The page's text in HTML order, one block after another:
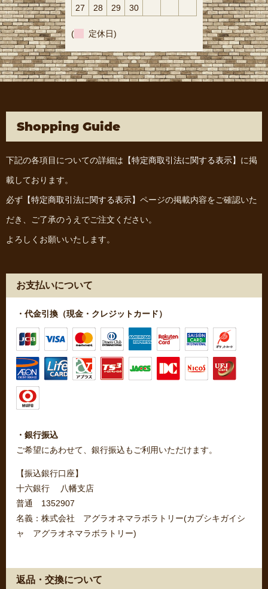
27 28 29 30
( 定休日)
Shopping Guide
下記の各項目についての詳細は 【特定商取引法に関する表示】 に掲
載しております。
必ず 【特定商取引法に関する表示】 ページの掲載内容をご確認いた
だき、ご了承のうえでご注文ください。
よろしくお願いいたします。
お支払いについて
・代金引換（現金・クレジットカード）
・銀行振込
ご希望にあわせて、銀行振込もご利用いただけます。
【振込銀行口座】
十六銀行 八幡支店
普通 1352907
名義：株式会社 アグラオネマラボラトリー(カブシキガイシ
ャ アグラオネマラボラトリー)
返品・交換について